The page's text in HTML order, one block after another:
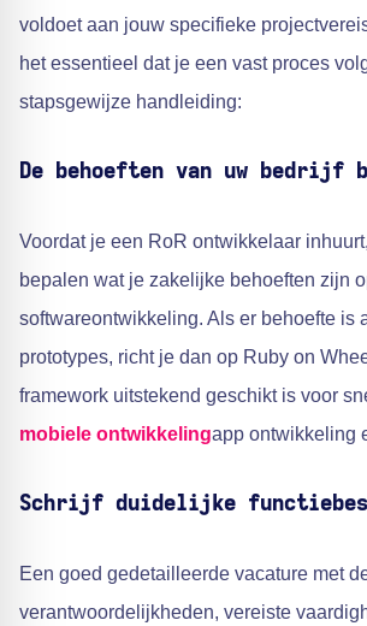
voldoet aan jouw specifieke
het essentieel dat je een vast proces
stapsgewijze handleiding:
De behoeften van uw bedrijf
Voordat je een RoR ontwikkelaar
bepalen wat je zakelijke behoeften zijn
softwareontwikkeling. Als er behoefte is
prototypes, richt je dan op Ruby on
framework uitstekend geschikt is voor
mobiele ontwikkelingapp ontwikkeling
Schrijf duidelijke
Een goed gedetailleerde vacature met
verantwoordelijkheden, vereiste